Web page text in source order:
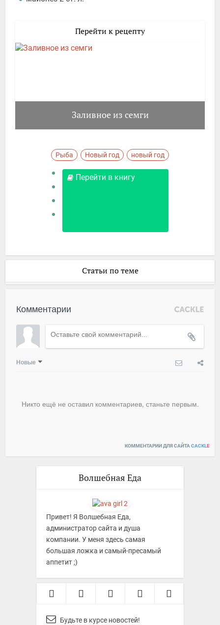
Перейти к рецепту
Заливное из семги
Рыба Новый год новый год
Перейти в книгу
Статьи по теме
Комментарии
Новые
Никто ещё не оставил комментариев, станьте первым.
КОММЕНТАРИИ ДЛЯ САЙТА CACKLE
Волшебная Еда
Привет! Я Волшебная Еда,
администратор сайта и душа
компании. У меня здесь самая
большая ложка и самый-пресамый
аппетит ;)
Будьте в курсе новостей!